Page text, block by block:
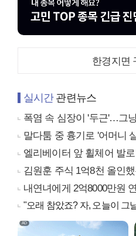
한경지면
실시간관련뉴스
폭염 속 심장이 '두근'…그
말다툼 중 흉기로 '어머니
엘리베이터 앞 휠체어 발
김원훈 주식 1억8천 올인
내연녀에게 2억8000만원
"오래 참았죠? 자, 오늘이 그